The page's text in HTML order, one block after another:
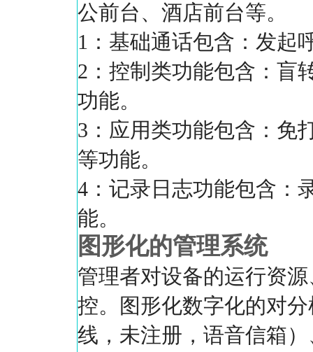
公前台、酒店前台等。
1：基础通话包含：发起
2：控制类功能包含：盲
功能。
3：应用类功能包含：免
等功能。
4：记录日志功能包含：
能。
图形化的管理系统
管理者对设备的运行资
控。图形化数字化的对
线，未注册，语音信箱